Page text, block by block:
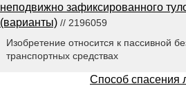
неподвижно зафиксированного
(варианты) // 2196059
Изобретение относится к пассивной
транспортных средствах
Способ спасения